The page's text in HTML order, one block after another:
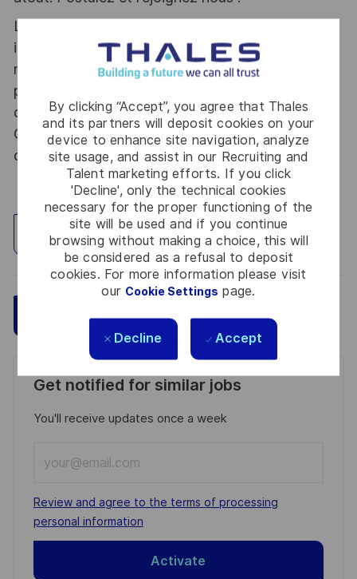
By clicking “Accept”, you agree that Thales
and its partners will deposit cookies on your
device to enhance site navigation, analyze
site usage, and assist in our Recruiting and
Talent marketing efforts. If you click
'Decline', only the technical cookies
necessary for the proper functioning of the
site will be used and if you continue
browsing without making a choice, this will
be considered as a refusal to deposit
cookies. For more information please visit
our Cookie Settings page.
Decline Accept
Le poste pouvant nécessiter d'accéder à des
informations relevant du secret de la défense
nationale, la personne retenue fera l'objet d'une
procédure d’habilitation, conformément aux
dispositions des articles R.2311-1 et suivants du
Code de la défense et de l’IGI 1300 SGDSN/PSE
du 09 août 2021.
Explore Location
Apply Now Save
Get notified for similar jobs
You'll receive updates once a week
Email
address
(Required)
Required
Review and agree to the terms of processing
personal information
Activate